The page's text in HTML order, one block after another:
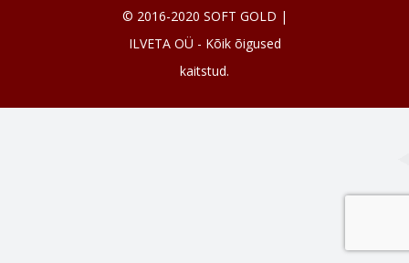
© 2016-2020 SOFT GOLD |
ILVETA OÜ - Kõik õigused
kaitstud.